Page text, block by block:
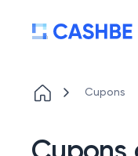
Cupons